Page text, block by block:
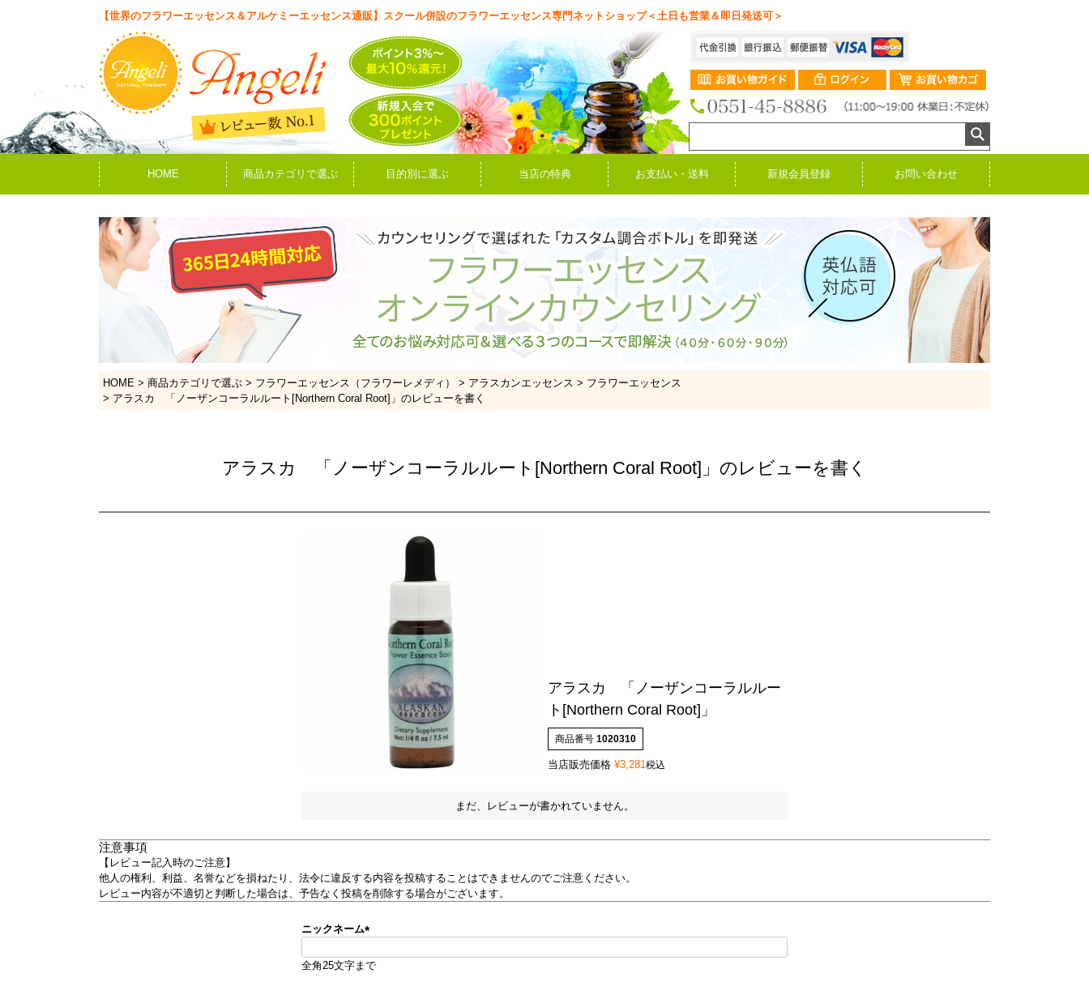
【世界のフラワーエッセンス＆アルケミーエッセンス通販】スクール併設のフラワーエッセンス専門ネットショップ＜土日も営業＆即日発送可＞
HOME 商品カテゴリで選ぶ 目的別に選ぶ 当店の特典 お支払い・送料 新規会員登録 お問い合わせ
HOME 商品カテゴリで選ぶ フラワーエッセンス（フラワーレメディ） アラスカンエッセンス
フラワーエッセンス
アラスカ 「ノーザンコーラルルート[Northern Coral Root]」のレビューを書く
アラスカ 「ノーザンコーラルルート[Northern Coral Root]」のレビューを書く
アラスカ 「ノーザンコーラルルー
ト[Northern Coral Root]」
商品番号 1020310
当店販売価格 ¥3,281 税込
まだ、レビューが書かれていません。
注意事項
【レビュー記入時のご注意】
他人の権利、利益、名誉などを損ねたり、法令に違反する内容を投稿することはできませんのでご注意ください。
レビュー内容が不適切と判断した場合は、予告なく投稿を削除する場合がございます。
ニックネーム
必
全角25文字まで